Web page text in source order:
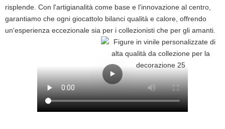
risplende. Con l'artigianalità come base e l'innovazione al centro,
garantiamo che ogni giocattolo bilanci qualità e calore, offrendo
un'esperienza eccezionale sia per i collezionisti che per gli amanti.